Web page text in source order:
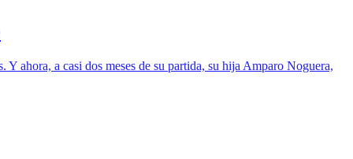
ahora, a casi dos meses de su partida, su hija Amparo Noguera,